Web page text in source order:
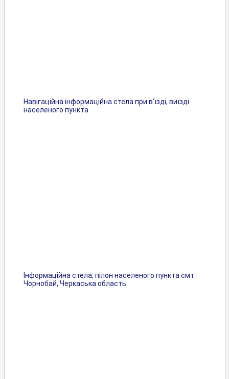
Навігаційна інформаційна стела при в’їзді, виїзді
населеного пункта
Інформаційна стела, пілон населеного пункта смт.
Чорнобай, Черкаська область